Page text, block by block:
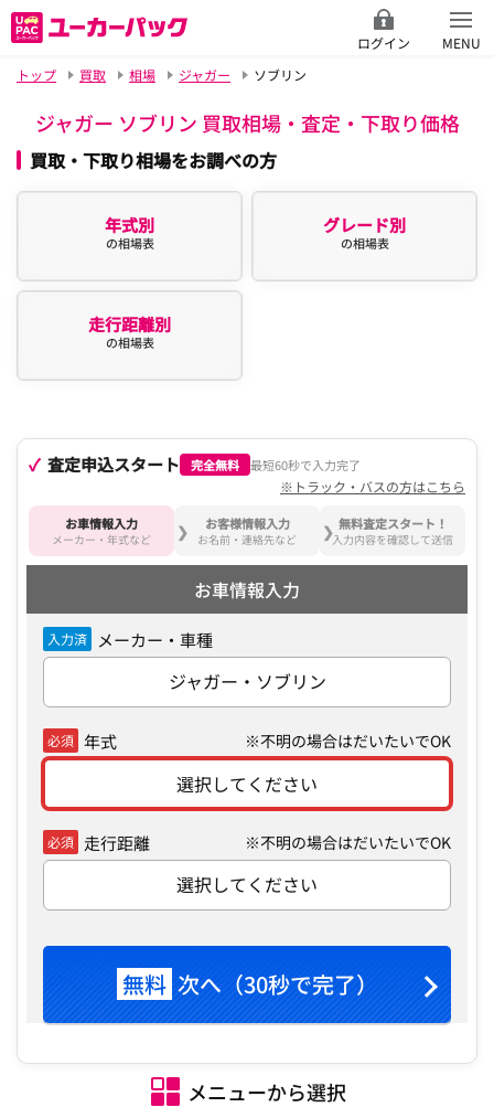
ログイン
MENU
トップ
買取 相場 ジャガー ソブリン
ジャガー ソブリン 買取相場・査定・下取り価格
買取・下取り相場をお調べの方
年式別
の相場表
グレード別
の相場表
走行距離別
の相場表
査定申込スタート 完全無料 最短60秒で入力完了
※トラック・バスの方はこちら
お車情報入力
メーカー・年式など
お客様情報入力
お名前・連絡先など
無料査定スタート！
入力内容を確認して送信
お車情報入力
入力済 メーカー・車種
ジャガー・ソブリン
必須 年式 ※不明の場合はだいたいでOK
選択してください
必須 走行距離 ※不明の場合はだいたいでOK
選択してください
無料 次へ（30秒で完了）
メニューから選択